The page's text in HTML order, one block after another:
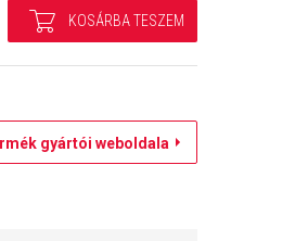
gyártói weboldala